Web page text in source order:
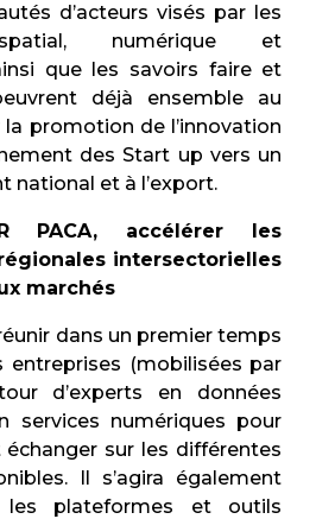
d’acteurs visés par les
numérique et
que les savoirs faire et
déjà ensemble au
promotion de l’innovation
des Start up vers un
national et à l’export.
PACA, accélérer les
intersectorielles
marchés
dans un premier temps
entreprises (mobilisées par
d’experts en données
services numériques pour
sur les différentes
Il s’agira également
les plateformes et outils